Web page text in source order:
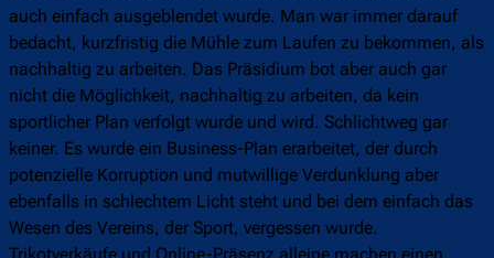
auch einfach ausgeblendet wurde. Man war immer darauf
bedacht, kurzfristig die Mühle zum Laufen zu bekommen, als
nachhaltig zu arbeiten. Das Präsidium bot aber auch gar
nicht die Möglichkeit, nachhaltig zu arbeiten, da kein
sportlicher Plan verfolgt wurde und wird. Schlichtweg gar
keiner. Es wurde ein Business-Plan erarbeitet, der durch
potenzielle Korruption und mutwillige Verdunklung aber
ebenfalls in schlechtem Licht steht und bei dem einfach das
Wesen des Vereins, der Sport, vergessen wurde.